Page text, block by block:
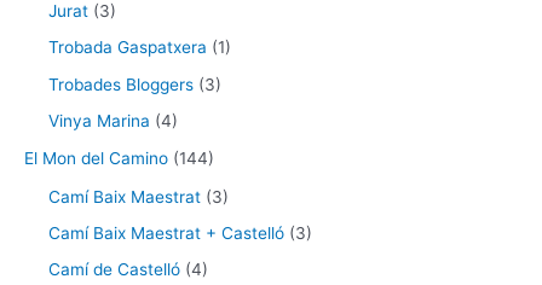
Jurat (3)
Trobada Gaspatxera (1)
Trobades Bloggers (3)
Vinya Marina (4)
El Mon del Camino (144)
Camí Baix Maestrat (3)
Camí Baix Maestrat + Castelló (3)
Camí de Castelló (4)